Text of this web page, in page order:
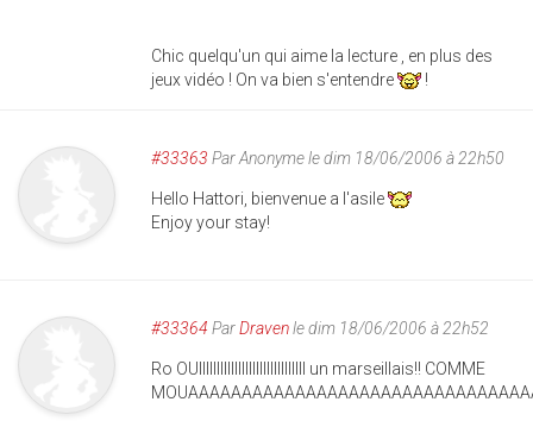
Chic quelqu'un qui aime la lecture , en plus des
jeux vidéo ! On va bien s'entendre
!
#33363 ParAnonymele dim 18/06/2006 à 22h50
Hello Hattori, bienvenue a l'asile
Enjoy your stay!
#33364 ParDravenle dim 18/06/2006 à 22h52
Ro OUIIIIIIIIIIIIIIIIIIIIIIIIIIIIII un marseillais!! COMME